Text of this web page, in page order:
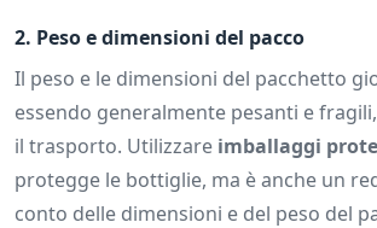
2. Peso e dimensioni del pacco
Il peso e le dimensioni del pacchetto
essendo generalmente pesanti e
il trasporto. Utilizzare imballaggi
protegge le bottiglie, ma è anche un
conto delle dimensioni e del peso del